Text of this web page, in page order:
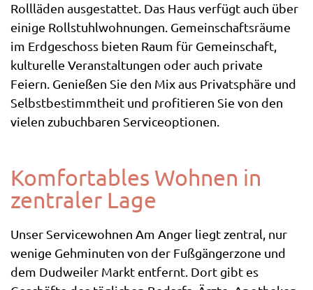
Rollläden ausgestattet. Das Haus verfügt auch über
einige Rollstuhlwohnungen. Gemeinschaftsräume
im Erdgeschoss bieten Raum für Gemeinschaft,
kulturelle Veranstaltungen oder auch private
Feiern. Genießen Sie den Mix aus Privatsphäre und
Selbstbestimmtheit und profitieren Sie von den
vielen zubuchbaren Serviceoptionen.
Komfortables Wohnen in
zentraler Lage
Unser Servicewohnen Am Anger liegt zentral, nur
wenige Gehminuten von der Fußgängerzone und
dem Dudweiler Markt entfernt. Dort gibt es